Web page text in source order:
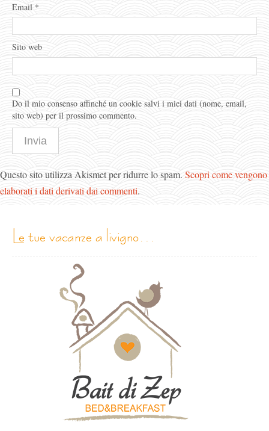
Email *
Sito web
Do il mio consenso affinché un cookie salvi i miei dati (nome, email,
sito web) per il prossimo commento.
Questo sito utilizza Akismet per ridurre lo spam. Scopri come vengono
elaborati i dati derivati dai commenti.
le tue vacanze a livigno…